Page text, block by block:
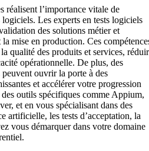
réalisent l’importance vitale de
logiciels. Les experts en tests logiciels
des solutions métier et
mise en production. Ces
qualité des produits et services,
opérationnelle. De plus, des
ouvrir la porte à des
et accélérer votre progression
outils spécifiques comme Appium,
et en vous spécialisant dans des
artificielle, les tests d’acceptation, la
vous démarquer dans votre domaine